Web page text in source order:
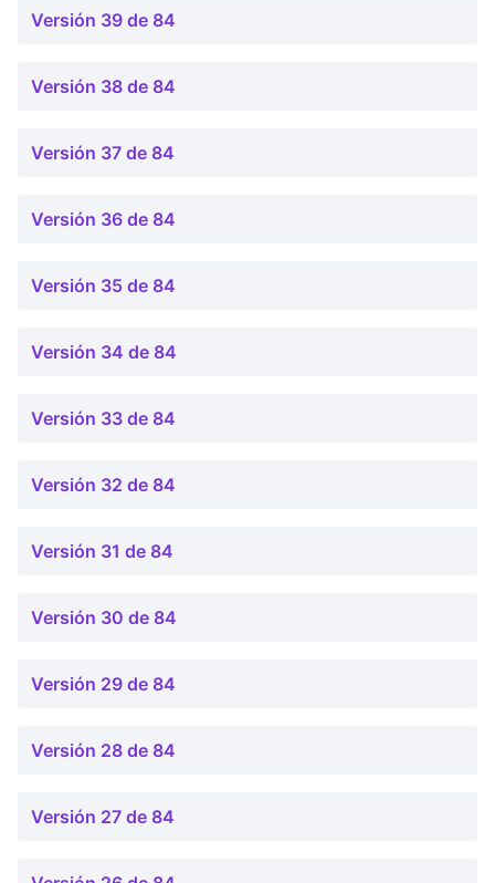
Versión 39 de 84
Versión 38 de 84
Versión 37 de 84
Versión 36 de 84
Versión 35 de 84
Versión 34 de 84
Versión 33 de 84
Versión 32 de 84
Versión 31 de 84
Versión 30 de 84
Versión 29 de 84
Versión 28 de 84
Versión 27 de 84